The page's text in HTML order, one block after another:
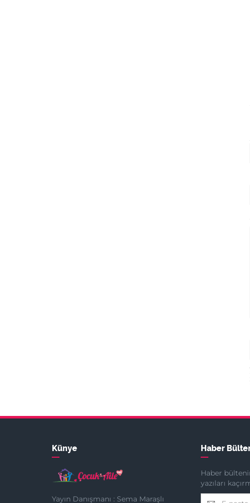
Künye
Yayın Danışmanı : Sema Maraşlı
Haber
Haber
yazıları